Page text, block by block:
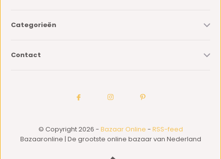
Categorieën
Contact
© Copyright 2026 - Bazaar Online - RSS-feed
Bazaaronline | De grootste online bazaar van Nederland